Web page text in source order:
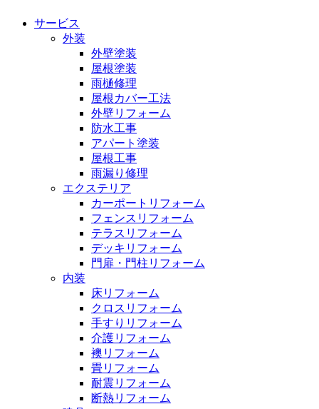
サービス
外装
外壁塗装
屋根塗装
雨樋修理
屋根カバー工法
外壁リフォーム
防水工事
アパート塗装
屋根工事
雨漏り修理
エクステリア
カーポートリフォーム
フェンスリフォーム
テラスリフォーム
デッキリフォーム
門扉・門柱リフォーム
内装
床リフォーム
クロスリフォーム
手すりリフォーム
介護リフォーム
襖リフォーム
畳リフォーム
耐震リフォーム
断熱リフォーム